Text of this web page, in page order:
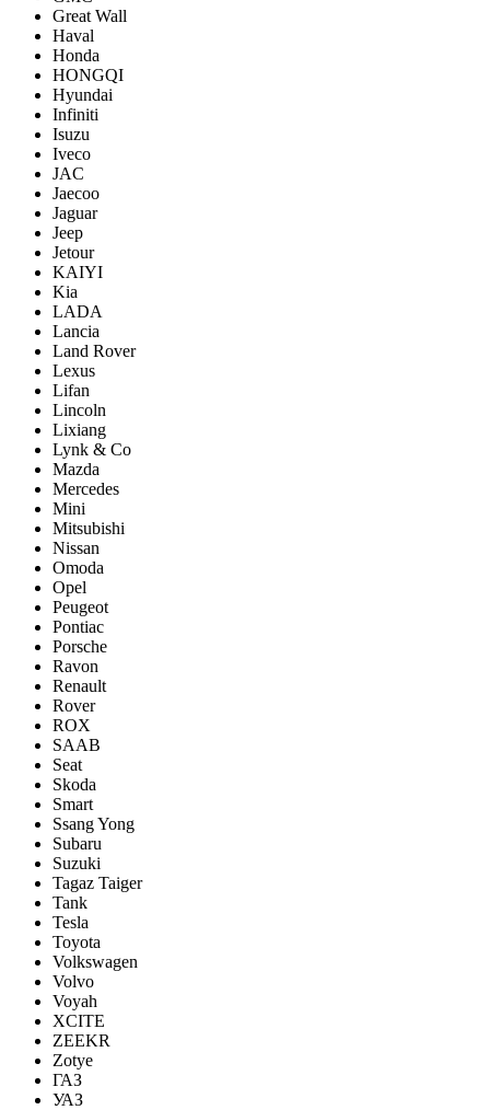
Great Wall
Haval
Honda
HONGQI
Hyundai
Infiniti
Isuzu
Iveco
JAC
Jaecoo
Jaguar
Jeep
Jetour
KAIYI
Kia
LADA
Lancia
Land Rover
Lexus
Lifan
Lincoln
Lixiang
Lynk & Co
Mazda
Mercedes
Mini
Mitsubishi
Nissan
Omoda
Opel
Peugeot
Pontiac
Porsсhe
Ravon
Renault
Rover
ROX
SAAB
Seat
Skoda
Smart
Ssang Yong
Subaru
Suzuki
Tagaz Taiger
Tank
Tesla
Toyota
Volkswagen
Volvo
Voyah
XCITE
ZEEKR
Zotye
ГАЗ
УАЗ